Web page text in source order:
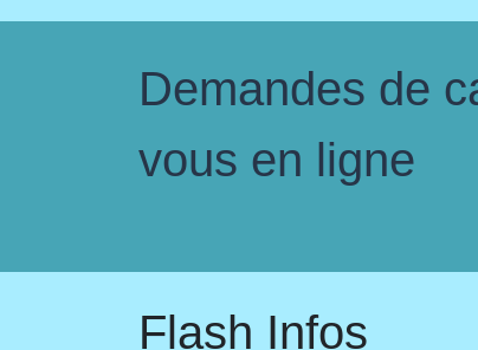
Demandes de
vous en ligne
Flash Infos